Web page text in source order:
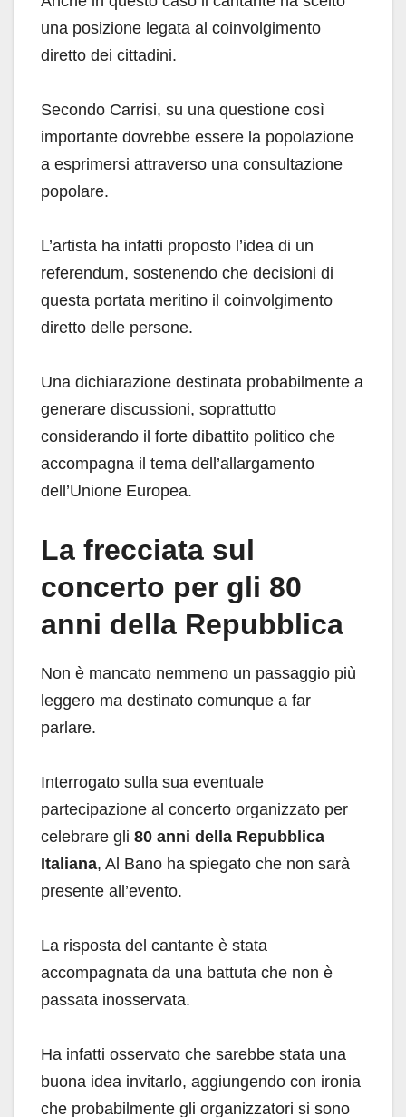
una posizione legata al coinvolgimento
diretto dei cittadini.
Secondo Carrisi, su una questione così
importante dovrebbe essere la popolazione
a esprimersi attraverso una consultazione
popolare.
L’artista ha infatti proposto l’idea di un
referendum, sostenendo che decisioni di
questa portata meritino il coinvolgimento
diretto delle persone.
Una dichiarazione destinata probabilmente a
generare discussioni, soprattutto
considerando il forte dibattito politico che
accompagna il tema dell’allargamento
dell’Unione Europea.
La frecciata sul
concerto per gli 80
anni della Repubblica
Non è mancato nemmeno un passaggio più
leggero ma destinato comunque a far
parlare.
Interrogato sulla sua eventuale
partecipazione al concerto organizzato per
celebrare gli 80 anni della Repubblica
Italiana, Al Bano ha spiegato che non sarà
presente all’evento.
La risposta del cantante è stata
accompagnata da una battuta che non è
passata inosservata.
Ha infatti osservato che sarebbe stata una
buona idea invitarlo, aggiungendo con ironia
che probabilmente gli organizzatori si sono